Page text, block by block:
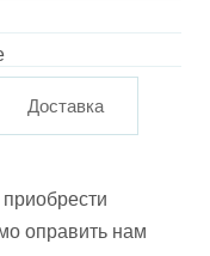
Доставка
оправить нам